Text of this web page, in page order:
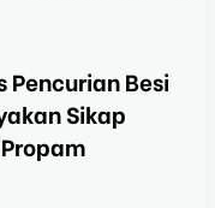
Pencurian Besi
Sikap